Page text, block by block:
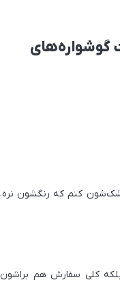
گوشواره‌های
خشک‌شون کنم که رنگشون نره،
کلی سفارش هم براشون